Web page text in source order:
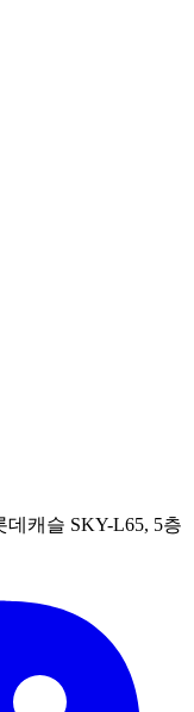
캐슬 SKY-L65, 5층